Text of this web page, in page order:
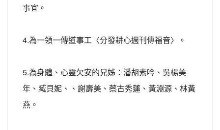
事宜。
4.為一領一傳道事工〈分發耕心週刊傳福音〉。
5.為身體、心靈欠安的兄姊：潘胡素吟、吳楊美
年、臧貝妮、、謝壽美、蔡古秀蓮、黃淵源、林黃
燕。